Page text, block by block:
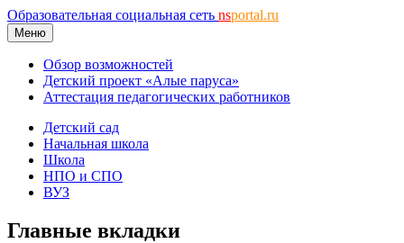
Образовательная социальная сеть nsportal.ru
Меню
Обзор возможностей
Детский проект «Алые паруса»
Аттестация педагогических работников
Детский сад
Начальная школа
Школа
НПО и СПО
ВУЗ
Главные вкладки